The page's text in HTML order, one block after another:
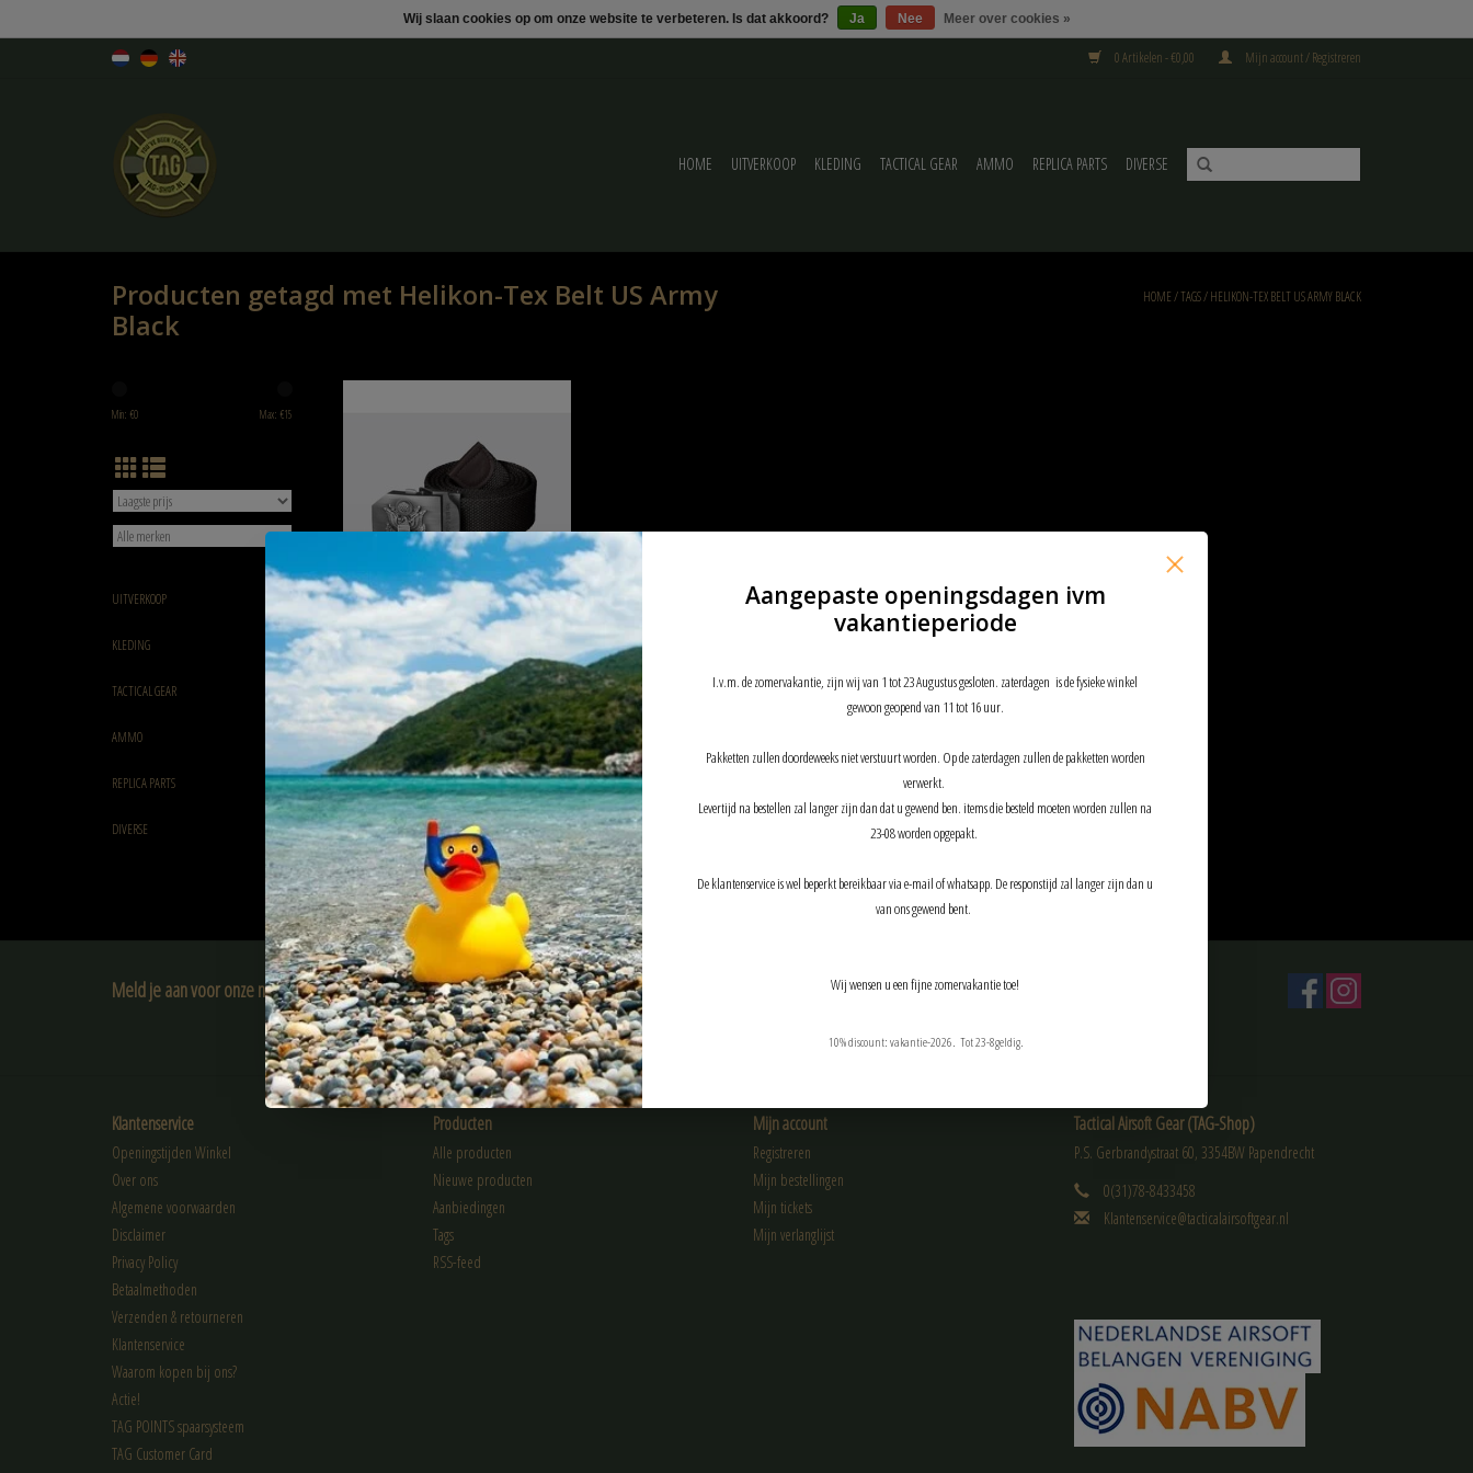
0 Artikelen - €0,00 Mijn account / Registreren
HOME UITVERKOOP KLEDING TACTICAL GEAR AMMO REPLICA PARTS DIVERSE
Producten getagd met Helikon-Tex Belt US Army
Black
HOME/TAGS/HELIKON-TEX BELT US ARMY BLACK
Min: €0 Max: €15
UITVERKOOP
KLEDING
TACTICAL GEAR
AMMO
REPLICA PARTS
DIVERSE
Helikon-Tex Belt US Army Black
€11,50
Meld je aan voor onze nieuwsbrief:
ABONNEER
Klantenservice
Openingstijden Winkel
Over ons
Algemene voorwaarden
Disclaimer
Privacy Policy
Betaalmethoden
Verzenden & retourneren
Klantenservice
Waarom kopen bij ons?
Actie!
TAG POINTS spaarsysteem
TAG Customer Card
Producten
Alle producten
Nieuwe producten
Aanbiedingen
Tags
RSS-feed
Mijn account
Registreren
Mijn bestellingen
Mijn tickets
Mijn verlanglijst
Tactical Airsoft Gear (TAG-Shop)
P.S. Gerbrandystraat 60, 3354BW Papendrecht
0(31)78-8433458
Klantenservice@tacticalairsoftgear.nl
Wij slaan cookies op om onze website te verbeteren. Is dat akkoord? Ja Nee Meer over cookies »
Aangepaste openingsdagen ivm
vakantieperiode
I.v.m. de zomervakantie, zijn wij van 1 tot 23 Augustus gesloten. zaterdagen is de fysieke winkel
gewoon geopend van 11 tot 16 uur.
Pakketten zullen doordeweeks niet verstuurt worden. Op de zaterdagen zullen de pakketten worden
verwerkt.
Levertijd na bestellen zal langer zijn dan dat u gewend ben. items die besteld moeten worden zullen na
23-08 worden opgepakt.
De klantenservice is wel beperkt bereikbaar via e-mail of whatsapp. De responstijd zal langer zijn dan u
van ons gewend bent.
Wij wensen u een fijne zomervakantie toe!
10% discount: vakantie-2026. Tot 23-8geldig.